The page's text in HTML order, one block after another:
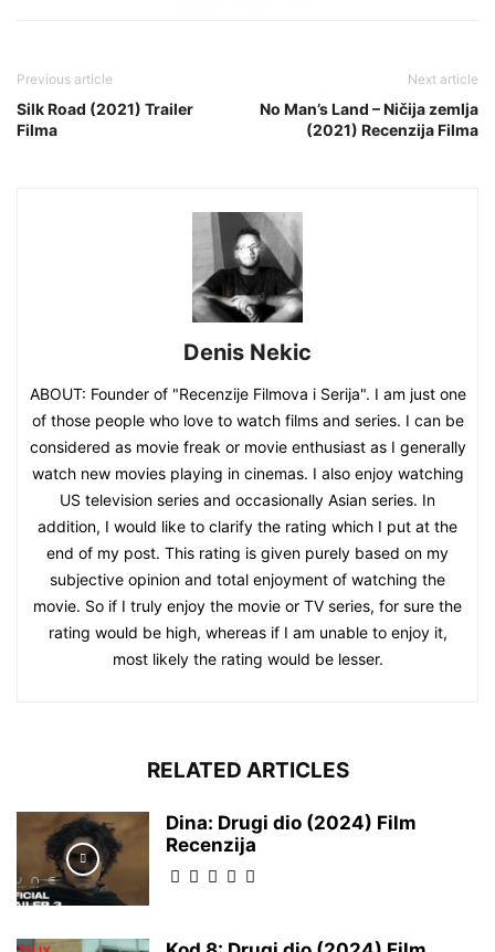
Previous article
Silk Road (2021) Trailer
Filma
Next article
No Man’s Land – Ničija zemlja
(2021) Recenzija Filma
Denis Nekic
ABOUT: Founder of "Recenzije Filmova i Serija". I am just one
of those people who love to watch films and series. I can be
considered as movie freak or movie enthusiast as I generally
watch new movies playing in cinemas. I also enjoy watching
US television series and occasionally Asian series. In
addition, I would like to clarify the rating which I put at the
end of my post. This rating is given purely based on my
subjective opinion and total enjoyment of watching the
movie. So if I truly enjoy the movie or TV series, for sure the
rating would be high, whereas if I am unable to enjoy it,
most likely the rating would be lesser.
RELATED ARTICLES
Dina: Drugi dio (2024) Film
Recenzija